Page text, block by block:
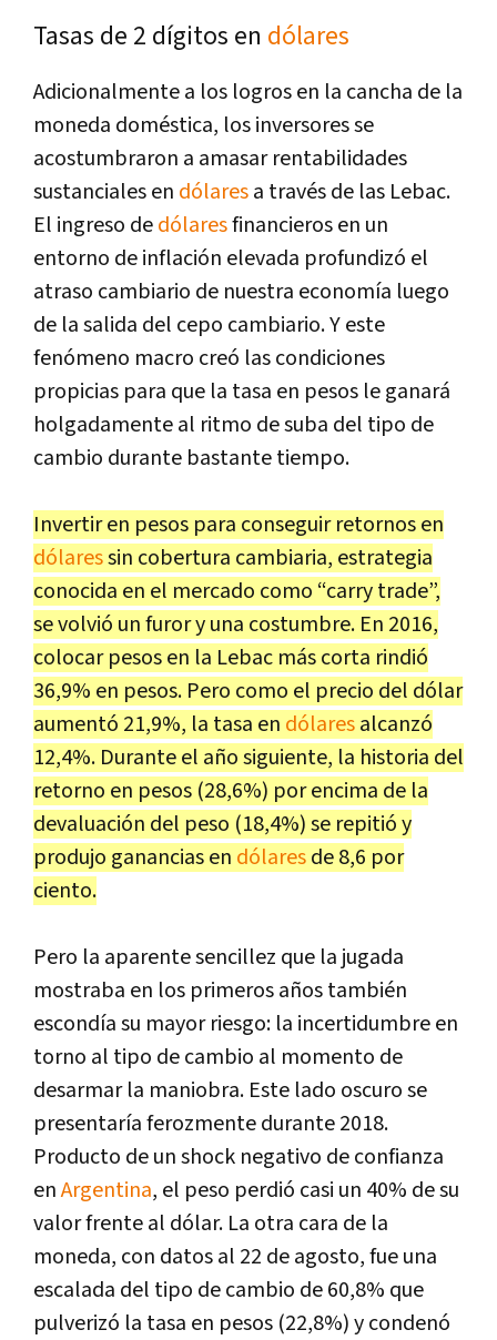
Tasas de 2 dígitos en dólares
Adicionalmente a los logros en la cancha de la
moneda doméstica, los inversores se
acostumbraron a amasar rentabilidades
sustanciales en dólaresa través de las Lebac.
El ingreso dedólaresfinancieros en un
entorno de inflación elevada profundizó el
atraso cambiario de nuestra economía luego
de la salida del cepo cambiario. Y este
fenómeno macro creó las condiciones
propicias para que la tasa en pesos le ganará
holgadamente al ritmo de suba del tipo de
cambio durante bastante tiempo.
Invertir en pesos para conseguir retornos en
dólaressin cobertura cambiaria, estrategia
conocida en el mercado como “carry trade”,
se volvió un furor y una costumbre. En 2016,
colocar pesos en la Lebac más corta rindió
36,9% en pesos. Pero como el precio del dólar
aumentó 21,9%, la tasa en dólaresalcanzó
12,4%. Durante el año siguiente, la historia del
retorno en pesos (28,6%) por encima de la
devaluación del peso (18,4%) se repitió y
produjo ganancias en dólaresde 8,6 por
ciento.
Pero la aparente sencillez que la jugada
mostraba en los primeros años también
escondía su mayor riesgo: la incertidumbre en
torno al tipo de cambio al momento de
desarmar la maniobra. Este lado oscuro se
presentaría ferozmente durante 2018.
Producto de un shock negativo de confianza
enArgentina, el peso perdió casi un 40% de su
valor frente al dólar. La otra cara de la
moneda, con datos al 22 de agosto, fue una
escalada del tipo de cambio de 60,8% que
pulverizó la tasa en pesos (22,8%) y condenó